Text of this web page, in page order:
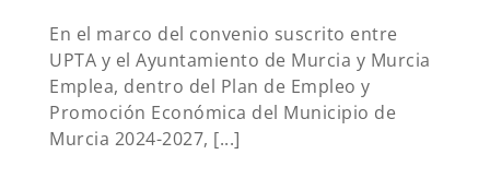
En el marco del convenio suscrito entre
UPTA y el Ayuntamiento de Murcia y Murcia
Emplea, dentro del Plan de Empleo y
Promoción Económica del Municipio de
Murcia 2024-2027, [...]